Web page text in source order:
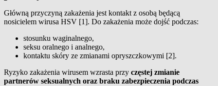
Główną przyczyną zakażenia jest kontakt z osobą będącą
nosicielem wirusa HSV [1]. Do zakażenia może dojść podczas:
stosunku waginalnego,
seksu oralnego i analnego,
kontaktu skóry ze zmianami opryszczkowymi [2].
Ryzyko zakażenia wirusem wzrasta przy częstej zmianie
partnerów seksualnych oraz braku zabezpieczenia podczas